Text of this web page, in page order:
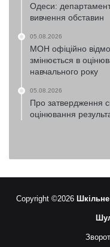
Одеси:
вивчення обставин
05.08.2026
МОН офіційно
змінюється в
навчального року
05.08.2026
Про затвердження
оцінювання
Copyright ©2026